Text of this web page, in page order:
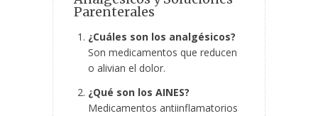
Parenterales
¿Cuáles son los analgésicos?
Son medicamentos que reducen
o alivian el dolor.
¿Qué son los AINES?
Medicamentos antiinflamatorios